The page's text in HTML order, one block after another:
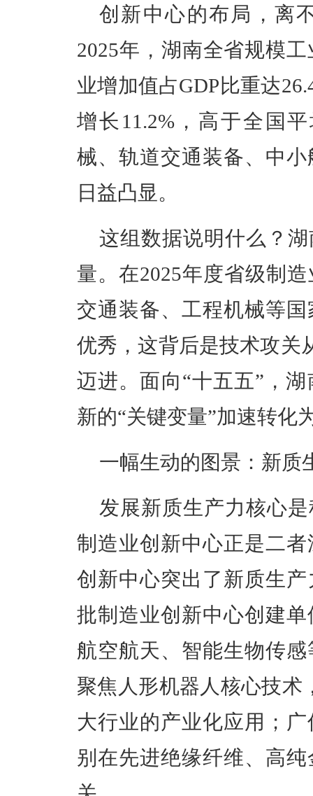
创新中心的布局，离
2025年， 湖南全省规模
业增加值占GDP比重达
增长 11.2%，高于全国
械、轨道交通装备、中
日益凸显。
这组数据说明什么？
量。在2025年度省级制造
交通装备、工程机械等
优秀，这背后是技术攻关
迈进。面向“十五五”，
新的“关键变量”加速转化
一幅生动的图景：新质
发展新质生产力核心
制造业创新中心正是二
创新中心突出了 新质生产
批制造业创新中心创建单
航空航天、 智能生物传感
聚焦人形机器人核心技术
大行业的产业化应用；
别在先进绝缘纤维、高